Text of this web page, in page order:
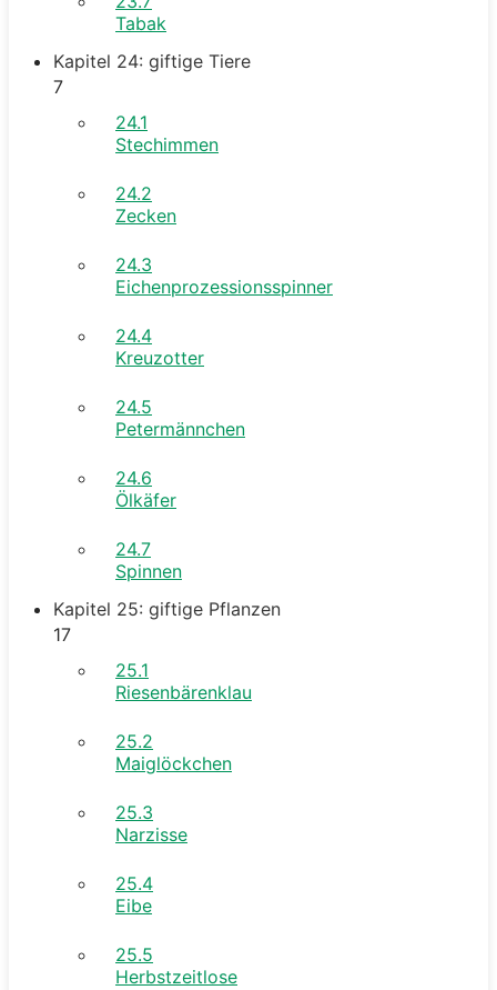
Tabak
Kapitel 24: giftige Tiere
7
24.1
Stechimmen
24.2
Zecken
24.3
Eichenprozessionsspinner
24.4
Kreuzotter
24.5
Petermännchen
24.6
Ölkäfer
24.7
Spinnen
Kapitel 25: giftige Pflanzen
17
25.1
Riesenbärenklau
25.2
Maiglöckchen
25.3
Narzisse
25.4
Eibe
25.5
Herbstzeitlose